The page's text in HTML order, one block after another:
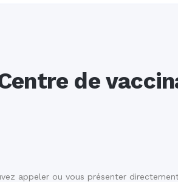
de
appeler ou vous présenter